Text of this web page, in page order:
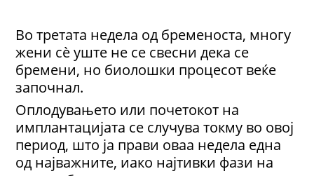
Во третата недела од бременоста, многу
жени сè уште не се свесни дека се
бремени, но биолошки процесот веќе
започнал.
Оплодувањето или почетокот на
имплантацијата се случува токму во овој
период, што ја прави оваа недела една
од најважните, иако најтивки фази на